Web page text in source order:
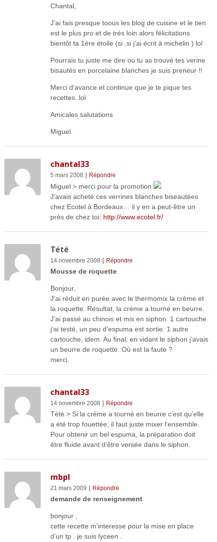
Chantal,
J’ai fais presque toous les blog de cuisine et le tien
est le plus pro et de très loin alors félicitations
bientôt ta 1ère étoile (si ,si j’ai écrit à michelin ) lol
Pourrais tu juste me dire ou tu as trouvé tes verine
bisautés en porcelaine blanches je suis preneur !!
Merci d’avance et continue que je te pique tes
recettes..lol
Amicales salutations
Miguel.
chantal33
5 mars 2008 | Répondre
Miguel > merci pour la promotion
J’avais acheté ces verrines blanches biseautées
chez Ecotel à Bordeaux… il y en a peut-être un
près de chez toi: http://www.ecotel.fr/
Tété
14 novembre 2008 | Répondre
Mousse de roquette
Bonjour,
J’ai réduit en purée avec le thermomix la crème et
la roquette. Résultat, la crème a tourné en beurre.
J’ai passé au chinois et mis en siphon. 1 cartouche
j’ai testé, un peu d’espuma est sortie. 1 autre
cartouche, idem. Au final, en vidant le siphon j’avais
un beurre de roquette. Où est la faute ?
merci.
chantal33
14 novembre 2008 | Répondre
Tété > Si la crème a tourné en beurre c’est qu’elle
a été trop fouettée; il faut juste mixer l’ensemble.
Pour obtenir un bel espuma, la préparation doit
être fluide avant d’être versée dans le siphon.
mbpl
21 mars 2009 | Répondre
demande de renseignement
bonjour ,
cette recette m’interesse pour la mise en place
d’un tp . je suis lyceen .